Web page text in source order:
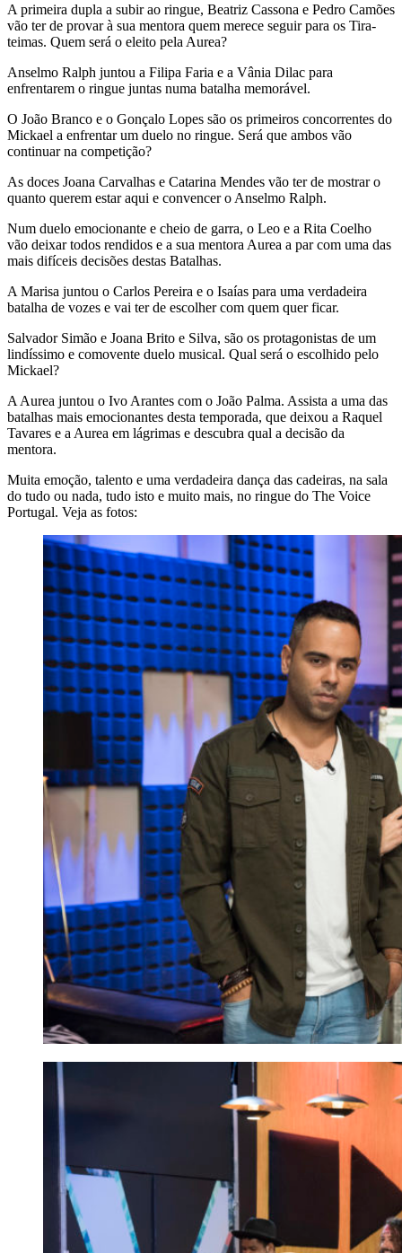
A primeira dupla a subir ao ringue, Beatriz Cassona e Pedro Camões
vão ter de provar à sua mentora quem merece seguir para os Tira-
teimas. Quem será o eleito pela Aurea?
Anselmo Ralph juntou a Filipa Faria e a Vânia Dilac para
enfrentarem o ringue juntas numa batalha memorável.
O João Branco e o Gonçalo Lopes são os primeiros concorrentes do
Mickael a enfrentar um duelo no ringue. Será que ambos vão
continuar na competição?
As doces Joana Carvalhas e Catarina Mendes vão ter de mostrar o
quanto querem estar aqui e convencer o Anselmo Ralph.
Num duelo emocionante e cheio de garra, o Leo e a Rita Coelho
vão deixar todos rendidos e a sua mentora Aurea a par com uma das
mais difíceis decisões destas Batalhas.
A Marisa juntou o Carlos Pereira e o Isaías para uma verdadeira
batalha de vozes e vai ter de escolher com quem quer ficar.
Salvador Simão e Joana Brito e Silva, são os protagonistas de um
lindíssimo e comovente duelo musical. Qual será o escolhido pelo
Mickael?
A Aurea juntou o Ivo Arantes com o João Palma. Assista a uma das
batalhas mais emocionantes desta temporada, que deixou a Raquel
Tavares e a Aurea em lágrimas e descubra qual a decisão da
mentora.
Muita emoção, talento e uma verdadeira dança das cadeiras, na sala
do tudo ou nada, tudo isto e muito mais, no ringue do The Voice
Portugal. Veja as fotos: